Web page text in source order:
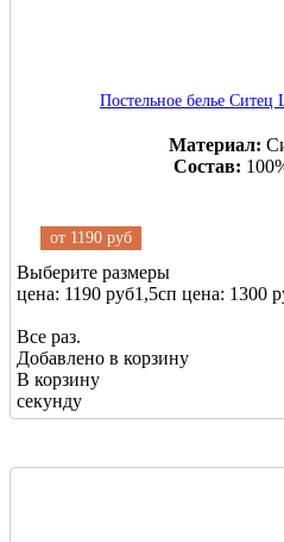
Постельное белье
Материал:
Состав:
от 1190 руб
Выберите размеры
цена: 1190 руб1,5сп цена: 1300
Все раз.
Добавлено в корзину
В корзину
секунду